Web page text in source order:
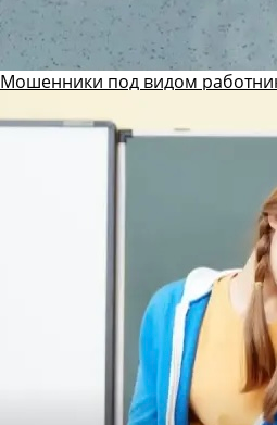
Мошенники под видом